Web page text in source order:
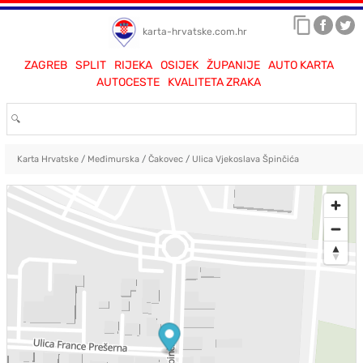
karta-hrvatske.com.hr
ZAGREB SPLIT RIJEKA OSIJEK ŽUPANIJE
AUTO KARTA
AUTOCESTE
KVALITETA ZRAKA
Karta Hrvatske/ Međimurska/ Čakovec/ Ulica Vjekoslava Špinčića